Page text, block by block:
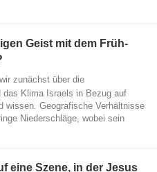
Geist mit dem Früh-
zunächst über die
das Klima Israels in Bezug auf
wissen. Geografische Verhältnisse
Niederschläge, wobei sein
eine Szene, in der Jesus